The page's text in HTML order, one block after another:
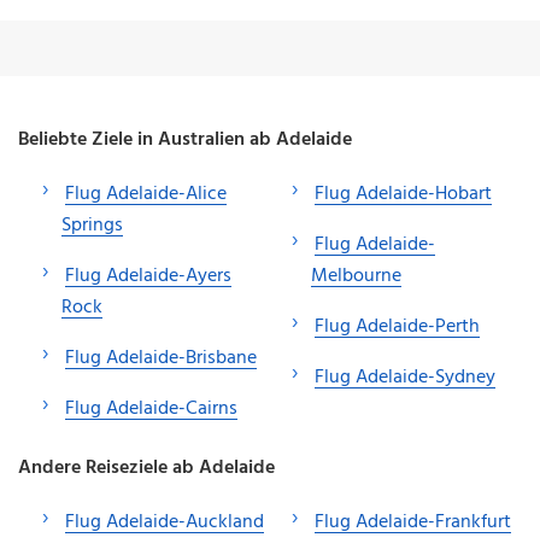
Beliebte Ziele in Australien ab Adelaide
Flug Adelaide-Alice
Springs
Flug Adelaide-Ayers
Rock
Flug Adelaide-Brisbane
Flug Adelaide-Cairns
Flug Adelaide-Hobart
Flug Adelaide-
Melbourne
Flug Adelaide-Perth
Flug Adelaide-Sydney
Andere Reiseziele ab Adelaide
Flug Adelaide-Auckland
Flug Adelaide-Frankfurt